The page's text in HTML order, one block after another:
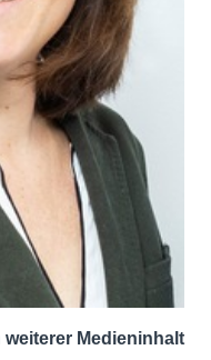
weiterer Medieninhalt